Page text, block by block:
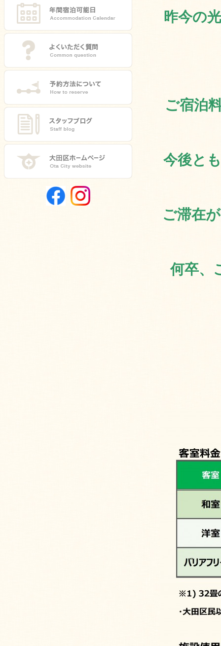
昨今の
ご宿泊
今後と
ご滞在
何卒、